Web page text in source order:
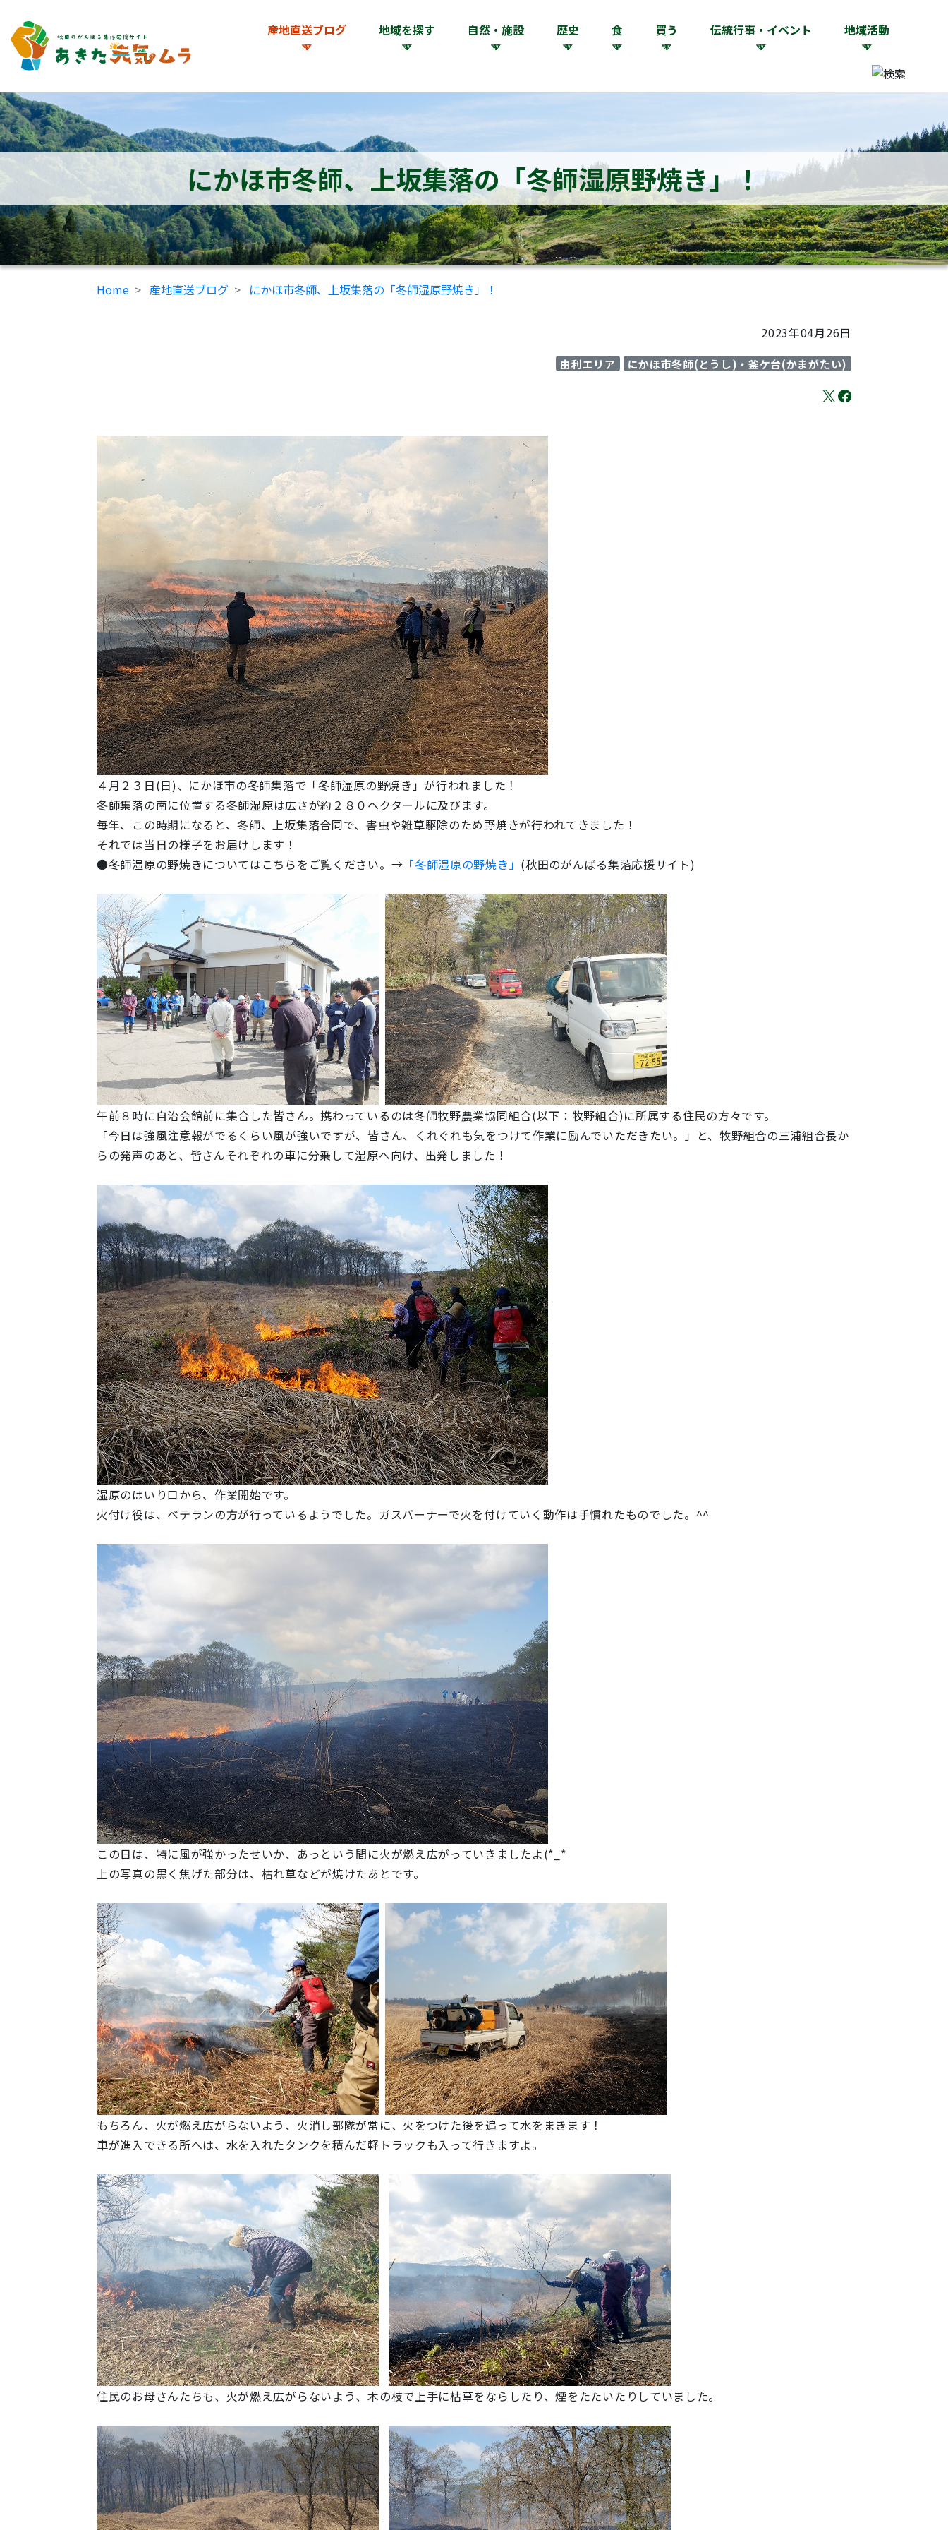
産地直送ブログ 地域を探す 自然・施設 歴史 食 買う 伝統行事・イベント 地域活動
にかほ市冬師、上坂集落の「冬師湿原野焼き」！
Home 産地直送ブログ にかほ市冬師、上坂集落の「冬師湿原野焼き」！
2023年04月26日
由利エリア にかほ市冬師(とうし)・釜ケ台(かまがたい)
４月２３日(日)、にかほ市の冬師集落で「冬師湿原の野焼き」が行われました！
冬師集落の南に位置する冬師湿原は広さが約２８０ヘクタールに及びます。
毎年、この時期になると、冬師、上坂集落合同で、害虫や雑草駆除のため野焼きが行われてきました！
それでは当日の様子をお届けします！
●冬師湿原の野焼きについてはこちらをご覧ください。→ 「冬師湿原の野焼き」 (秋田のがんばる集落応援サイト)
午前８時に自治会館前に集合した皆さん。携わっているのは冬師牧野農業協同組合(以下：牧野組合)に所属する住民の方々です。
「今日は強風注意報がでるくらい風が強いですが、皆さん、くれぐれも気をつけて作業に励んでいただきたい。」と、牧野組合の三浦組合長か
らの発声のあと、皆さんそれぞれの車に分乗して湿原へ向け、出発しました！
湿原のはいり口から、作業開始です。
火付け役は、ベテランの方が行っているようでした。ガスバーナーで火を付けていく動作は手慣れたものでした。^^
この日は、特に風が強かったせいか、あっという間に火が燃え広がっていきましたよ(*_*
上の写真の黒く焦げた部分は、枯れ草などが焼けたあとです。
もちろん、火が燃え広がらないよう、火消し部隊が常に、火をつけた後を追って水をまきます！
車が進入できる所へは、水を入れたタンクを積んだ軽トラックも入って行きますよ。
住民のお母さんたちも、火が燃え広がらないよう、木の枝で上手に枯草をならしたり、煙をたたいたりしていました。